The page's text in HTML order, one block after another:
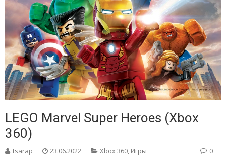
LEGO Marvel Super Heroes (Xbox
360)
tsarap 23.06.2022 Xbox 360, Игры 0